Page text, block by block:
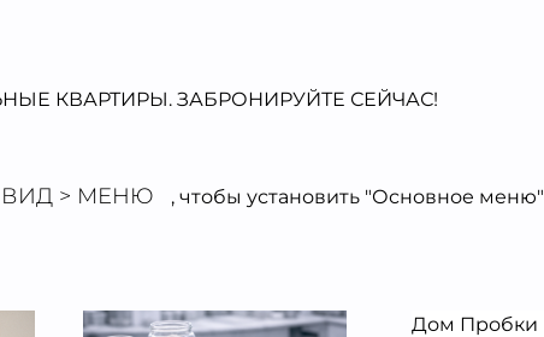
КВАРТИРЫ. ЗАБРОНИРУЙТЕ СЕЙЧАС!
> МЕНЮ , чтобы установить "Основное меню"
Дом Пробки